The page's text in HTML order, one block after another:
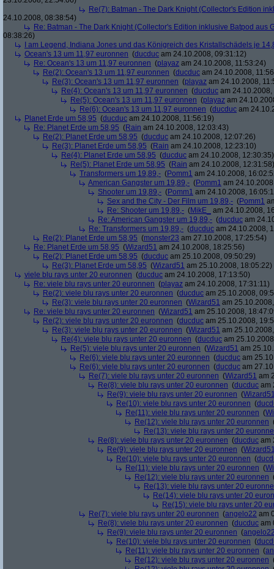
Re(7): Batman - The Dark Knight (Collector's Edition
24.10.2008, 08:38:54)
Re: Batman - The Dark Knight (Collector's Edition inklusive Batpod aus
08:38:26)
I am Legend, Indiana Jones und das Königreich des Kristallschädels je
Ocean's 13 um 11,97 euronnen (ducduc am 24.10.2008, 09:31:12)
Re: Ocean's 13 um 11,97 euronnen (playaz am 24.10.2008, 11:53:24)
Re(2): Ocean's 13 um 11,97 euronnen (ducduc am 24.10.2008,
Re(3): Ocean's 13 um 11,97 euronnen (playaz am 24.10.2008,
Re(4): Ocean's 13 um 11,97 euronnen (ducduc am
Re(5): Ocean's 13 um 11,97 euronnen (playaz am
Re(6): Ocean's 13 um 11,97 euronnen (ducduc am
Planet Erde um 58,95 (ducduc am 24.10.2008, 11:56:19)
Re: Planet Erde um 58,95 (Rain am 24.10.2008, 12:03:43)
Re(2): Planet Erde um 58,95 (ducduc am 24.10.2008, 12:07:26)
Re(3): Planet Erde um 58,95 (Rain am 24.10.2008, 12:23:10)
Re(4): Planet Erde um 58,95 (ducduc am 24.10.2008, 12:30:35)
Re(5): Planet Erde um 58,95 (Rain am 24.10.2008, 12:31:58)
Transformers um 19,89,- (Pomm1 am 24.10.2008,
American Gangster um 19,89,- (Pomm1 am
Shooter um 19,89,- (Pomm1 am 24.10.2008,
Sex and the City - Der Film um 19,89,- (Pomm1
Re: Shooter um 19,89,- (MikE_
am 24.10.2008,
Re: American Gangster um 19,89,- (ducduc am
Re: Transformers um 19,89,- (ducduc am 24.10.2008,
Re(2): Planet Erde um 58,95 (monster23 am 27.10.2008, 17:25:54)
Re: Planet Erde um 58,95 (Wizard51 am 24.10.2008, 18:25:56)
Re(2): Planet Erde um 58,95 (ducduc am 25.10.2008, 09:50:29)
Re(3): Planet Erde um 58,95 (Wizard51 am 25.10.2008, 18:05:22)
viele blu rays unter 20 euronnen (ducduc am 24.10.2008, 17:13:50)
Re: viele blu rays unter 20 euronnen (playaz am 24.10.2008, 17:31:11)
Re(2): viele blu rays unter 20 euronnen (ducduc am 25.10.2008,
Re(3): viele blu rays unter 20 euronnen (Wizard51 am
Re: viele blu rays unter 20 euronnen (Wizard51 am 25.10.2008,
Re(2): viele blu rays unter 20 euronnen (ducduc am 25.10.2008,
Re(3): viele blu rays unter 20 euronnen (Wizard51 am
Re(4): viele blu rays unter 20 euronnen (ducduc am
Re(5): viele blu rays unter 20 euronnen (Wizard51 am
Re(6): viele blu rays unter 20 euronnen (ducduc am
Re(6): viele blu rays unter 20 euronnen (ducduc am
Re(7): viele blu rays unter 20 euronnen (Wizard51 am
Re(8): viele blu rays unter 20 euronnen (ducduc am
Re(9): viele blu rays unter 20 euronnen (
Re(10): viele blu rays unter 20 euronnen (
Re(11): viele blu rays unter 20 euronnen (
Re(12): viele blu rays unter 20 euronnen
Re(13): viele blu rays unter 20
Re(8): viele blu rays unter 20 euronnen (ducduc am
Re(9): viele blu rays unter 20 euronnen (
Re(10): viele blu rays unter 20 euronnen (
Re(11): viele blu rays unter 20 euronnen (
Re(12): viele blu rays unter 20 euronnen
Re(13): viele blu rays unter 20
Re(14): viele blu rays unter 20
Re(15): viele blu rays unter 20
Re(7): viele blu rays unter 20 euronnen (angelo22 am
Re(8): viele blu rays unter 20 euronnen (ducduc am
Re(9): viele blu rays unter 20 euronnen (
Re(10): viele blu rays unter 20 euronnen (
Re(11): viele blu rays unter 20 euronnen (
Re(12): viele blu rays unter 20 euronnen